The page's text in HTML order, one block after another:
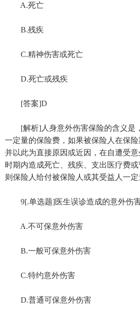
A.死亡
B.残疾
C.精神伤害或死亡
D.死亡或残疾
[答案]D
[解析]人身意外伤害保险的含义是
一定量的保险费，如果被保险人在保
并以此为直接原因或近因，在自遭受
时期内造成死亡、残疾、支出医疗费或
则保险人给付被保险人或其受益人一定
9[.单选题]医生误诊造成的意外伤害
A.不可保意外伤害
B.一般可保意外伤害
C.特约意外伤害
D.普通可保意外伤害